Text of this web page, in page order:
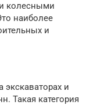
колесными
наиболее
и
экскаваторах и
Такая категория